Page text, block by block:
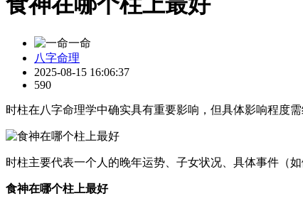
一命
八字命理
2025-08-15 16:06:37
590
时柱在八字命理学中确实具有重要影响，但具体影响程度
时柱主要代表一个人的晚年运势、子女状况、具体事件（
食神在哪个柱上最好